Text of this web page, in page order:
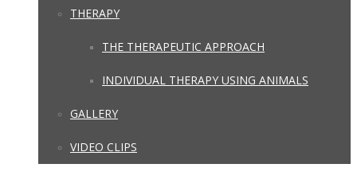
THERAPY
THE THERAPEUTIC APPROACH
INDIVIDUAL THERAPY USING ANIMALS
GALLERY
VIDEO CLIPS